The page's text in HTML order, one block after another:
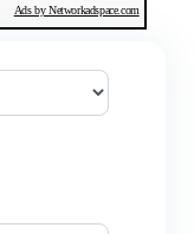
Ads by Networkadspace.com